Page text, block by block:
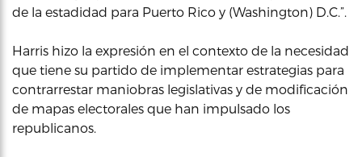
de la estadidad para Puerto Rico y (Washington) D.C.”.
Harris hizo la expresión en el contexto de la necesidad
que tiene su partido de implementar estrategias para
contrarrestar maniobras legislativas y de modificación
de mapas electorales que han impulsado los
republicanos.